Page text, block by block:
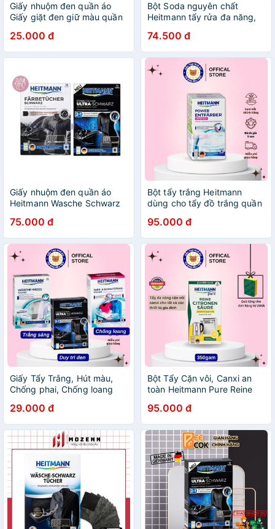
Giấy nhuộm đen quần áo
Giấy giặt đen giữ màu quần
BIMBUM
25.000 đ
Bột Soda nguyên chất
Heitmann tẩy rửa đa năng,
74.500 đ
Giấy nhuộm đen quần áo
Heitmann Wasche Schwarz
75.000 đ
Bột tẩy trắng Heitmann
dùng cho tẩy đồ trắng quần
nhập khẩu Đức]
95.000 đ
Giấy Tẩy Trắng, Hút màu,
Chống phai, Chống loang
Hàng Đức]
29.000 đ
Bột Tẩy Cặn vôi, Canxi an
toàn Heitmann Pure Reine
95.000 đ